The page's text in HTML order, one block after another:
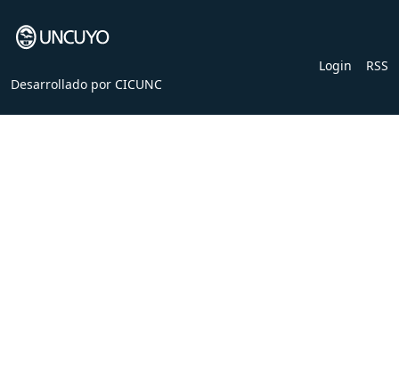
Login
RSS
Desarrollado por CICUNC